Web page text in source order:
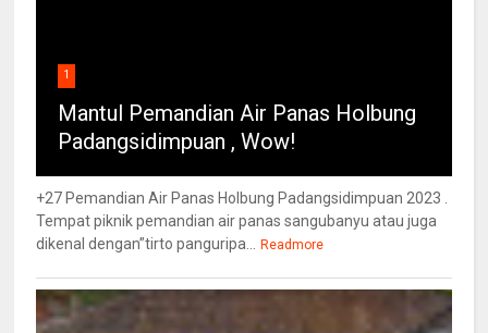
1
Mantul Pemandian Air Panas Holbung
Padangsidimpuan , Wow!
+27 Pemandian Air Panas Holbung Padangsidimpuan 2023 .
Tempat piknik pemandian air panas sangubanyu atau juga
dikenal dengan”tirto panguripa...
Readmore